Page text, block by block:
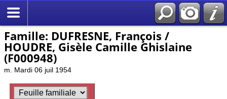
Famille: DUFRESNE, François /
HOUDRE, Gisèle Camille Ghislaine
(F000948)
m. Mardi 06 juil 1954